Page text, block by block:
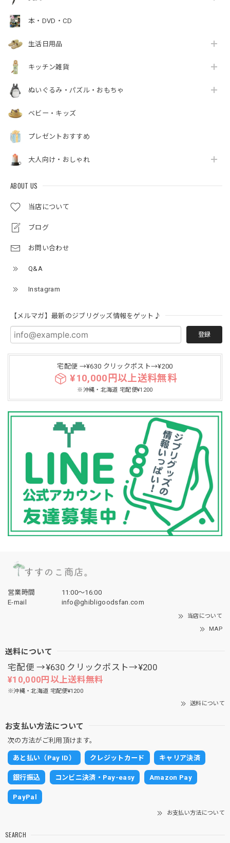
本・DVD・CD
生活日用品
キッチン雑貨
ぬいぐるみ・パズル・おもちゃ
ベビー・キッズ
プレゼントおすすめ
大人向け・おしゃれ
ABOUT US
当店について
ブログ
お問い合わせ
Q&A
Instagram
【メルマガ】最新のジブリグッズ情報をゲット♪
登録
宅配便 →¥630 クリックポスト→¥200
¥10,000円以上送料無料
※沖縄・北海道 宅配便¥1200
営業時間
11:00〜16:00
E-mail
info@ghibligoodsfan.com
当店について
MAP
送料について
宅配便 →¥630 クリックポスト→¥200
¥10,000円以上送料無料
※沖縄・北海道 宅配便¥1200
送料について
お支払い方法について
次の方法がご利用頂けます。
あと払い（Pay ID） クレジットカード キャリア決済
銀行振込 コンビニ決済・Pay-easy Amazon Pay
PayPal
お支払い方法について
SEARCH